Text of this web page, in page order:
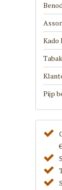
Kado
Pijp